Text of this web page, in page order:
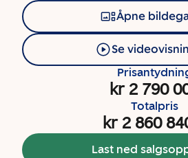
Åpne
Se
kr 2 790
Totalpris
kr 2 860
Last ned